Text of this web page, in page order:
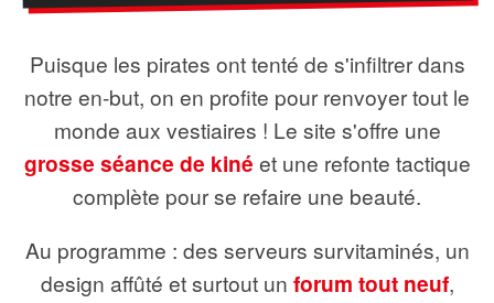
Puisque les pirates ont tenté de s'infiltrer dans
notre en-but, on en profite pour renvoyer tout le
monde aux vestiaires ! Le site s'offre une
grosse séance de kiné et une refonte tactique
complète pour se refaire une beauté.
Au programme : des serveurs survitaminés, un
design affûté et surtout un forum tout neuf,